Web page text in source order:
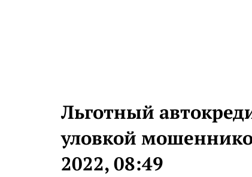
Льготный
уловкой
2022, 08:49